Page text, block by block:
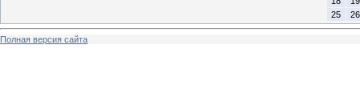
25
26
Полная версия сайта